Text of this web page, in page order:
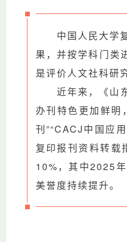
中国人民大学
果，并按学科门类
是评价人文社科研
近年来，《山
办刊特色更加鲜明
刊”“CACJ中国应
复印报刊资料转
10%，其中2025
美誉度持续提升。